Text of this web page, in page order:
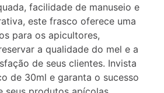
facilidade de manuseio e
este frasco oferece uma
para os apicultores,
a qualidade do mel e a
de seus clientes. Invista
de 30ml e garanta o sucesso